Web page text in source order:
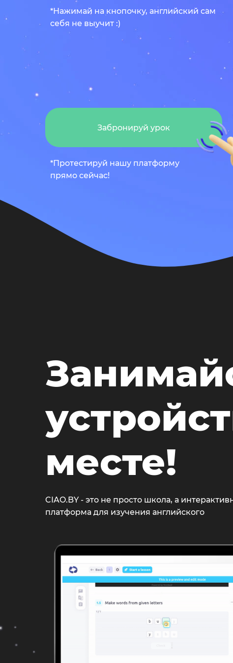
*Нажимай на кнопочку, английский сам
себя не выучит :)
Забронируй урок
*Протестируй нашу платформу
прямо сейчас!
месте!
CIAO.BY - это не просто школа, а
платформа для изучения английского
Пройти тест
Я ознакомился и согласен с условиями
Оставить
+375
Я ознакомился и согласен с условиями
Оставить
Перейти на
+375
Я ознакомился и согласен с условиями